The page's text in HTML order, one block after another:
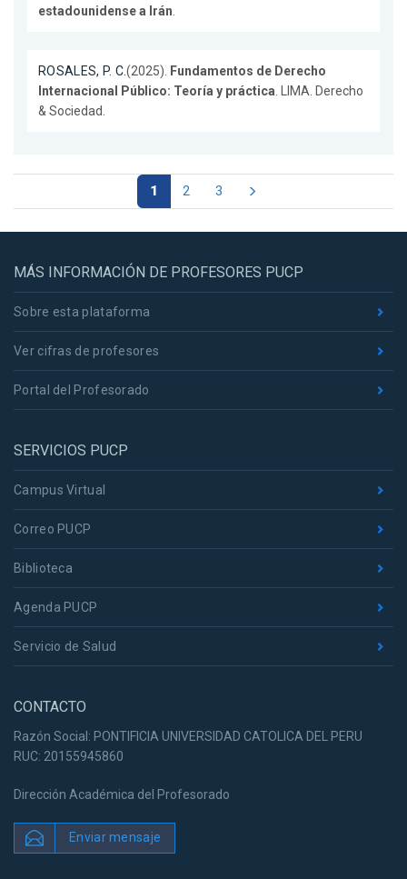
estadounidense a Irán.
ROSALES, P. C.(2025). Fundamentos de Derecho
Internacional Público: Teoría y práctica. LIMA. Derecho
& Sociedad.
1 2 3
MÁS INFORMACIÓN DE PROFESORES PUCP
Sobre esta plataforma
Ver cifras de profesores
Portal del Profesorado
SERVICIOS PUCP
Campus Virtual
Correo PUCP
Biblioteca
Agenda PUCP
Servicio de Salud
CONTACTO
Razón Social: PONTIFICIA UNIVERSIDAD CATOLICA DEL PERU
RUC: 20155945860
Dirección Académica del Profesorado
Enviar mensaje